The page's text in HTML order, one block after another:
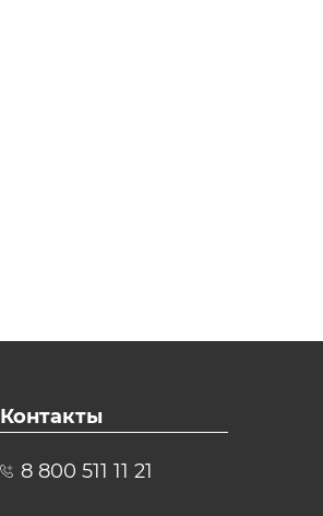
Контакты
8 800 511 11 21